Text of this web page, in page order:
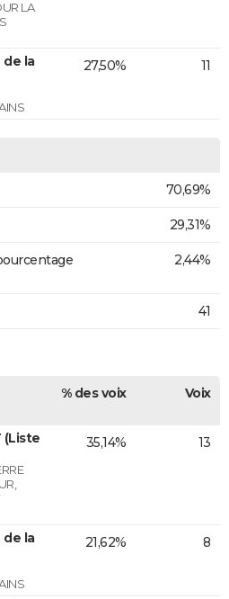
LA
de la
27,50% 11
70,69%
29,31%
2,44%
41
% des voix Voix
(Liste
35,14% 13
de la
21,62% 8